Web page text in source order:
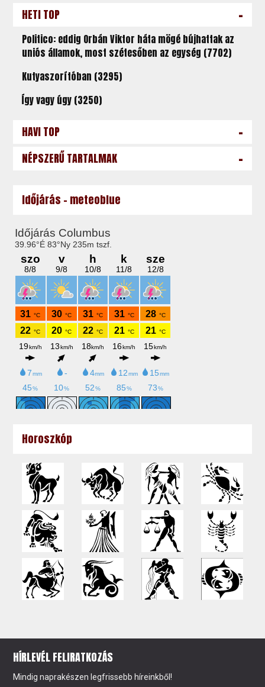
HETI TOP -
Politico: eddig Orbán Viktor háta mögé bújhattak az
uniós államok, most szétesőben az egység (7702)
Kutyaszorítóban (3295)
Így vagy úgy (3250)
HAVI TOP -
NÉPSZERŰ TARTALMAK -
Időjárás - meteoblue
Horoszkóp
HÍRLEVÉL FELIRATKOZÁS
Mindig naprakészen legfrissebb híreinkből!